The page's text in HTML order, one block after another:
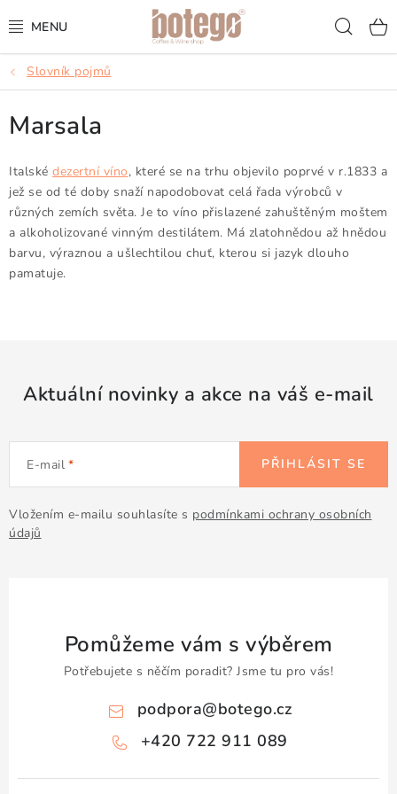
na
KÁVA
FRAPPÉ
VÍNA
ŠUMIVÁ VÍNA
KOKTEJLY & APERITIVY
Doprava a platba
Obchodní podmínky
Kontakty
Slovník pojmů
Marsala
Italské dezertní víno, které se na trhu objevilo poprvé v r.1833 a
jež se od té doby snaží napodobovat celá řada výrobců v
různých zemích světa. Je to víno přislazené zahuštěným moštem
a alkoholizované vinným destilátem. Má zlatohnědou až hnědou
barvu, výraznou a ušlechtilou chuť, kterou si jazyk dlouho
pamatuje.
Aktuální novinky a akce na váš e-mail
E-mail
Vložením e-mailu souhlasíte s podmínkami ochrany osobních
údajů
PŘIHLÁSIT SE
Pomůžeme vám s výběrem
Potřebujete s něčím poradit? Jsme tu pro vás!
podpora@botego.cz
+420 722 911 089